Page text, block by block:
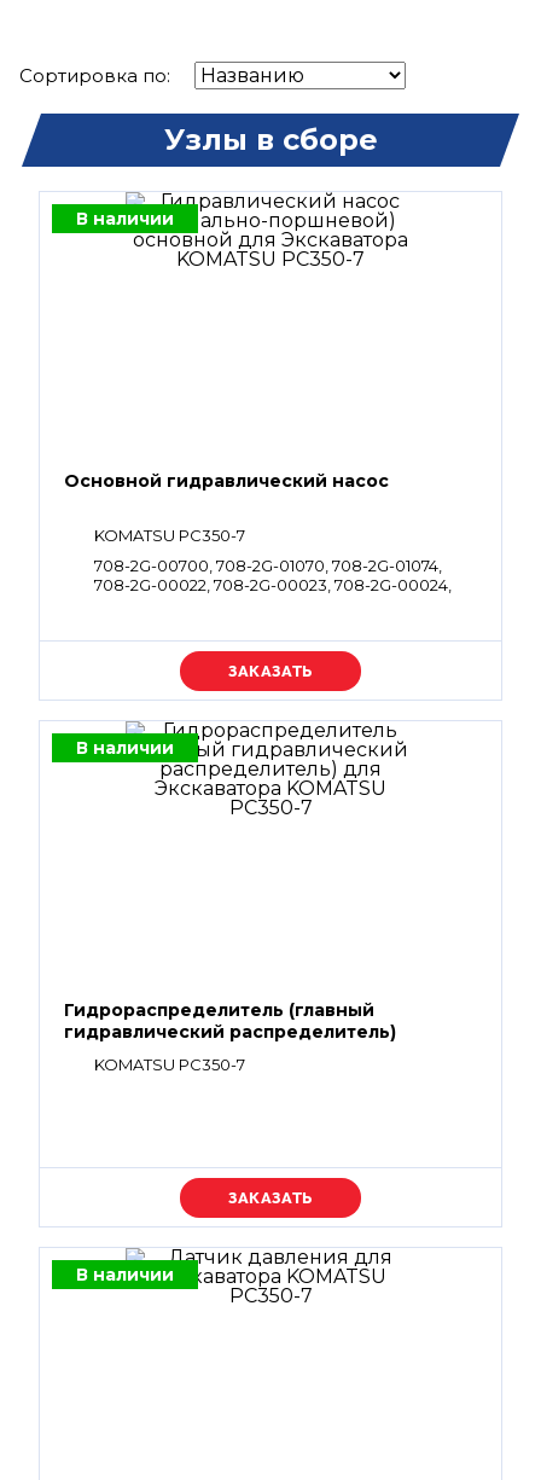
Сортировка по:
Узлы в сборе
В наличии
Основной гидравлический насос
KOMATSU PC350-7
708-2G-00700, 708-2G-01070, 708-2G-01074,
708-2G-00022, 708-2G-00023, 708-2G-00024,
Уточняйте цену
В наличии
Гидрораспределитель (главный
гидравлический распределитель)
KOMATSU PC350-7
Уточняйте цену
В наличии